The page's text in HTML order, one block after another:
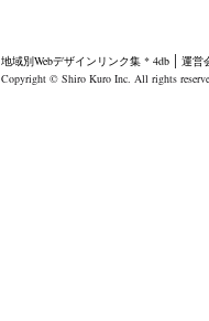
地域別Webデザインリンク集 * 4db 運営
Copyright © Shiro Kuro Inc. All rights